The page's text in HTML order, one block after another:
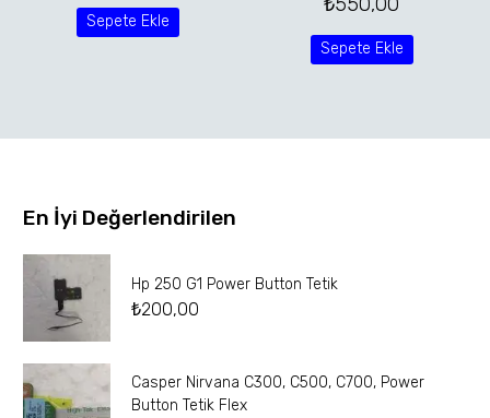
Sepete Ekle
₺550,00
Sepete Ekle
En İyi Değerlendirilen
Hp 250 G1 Power Button Tetik
₺200,00
Casper Nirvana C300, C500, C700, Power
Button Tetik Flex